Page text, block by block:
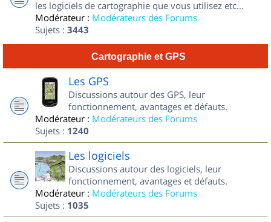
les logiciels de cartographie que vous utilisez etc...
Modérateur : Modérateurs des Forums
Sujets : 3443
Cartographie et GPS
Les GPS
Discussions autour des GPS, leur
fonctionnement, avantages et défauts.
Modérateur : Modérateurs des Forums
Sujets : 1240
Les logiciels
Discussions autour des logiciels, leur
fonctionnement, avantages et défauts.
Modérateur : Modérateurs des Forums
Sujets : 1035